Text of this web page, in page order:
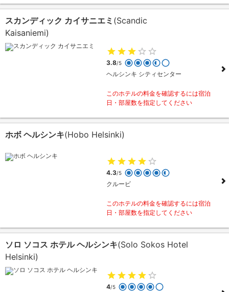
スカンディック カイサニエミ (Scandic
Kaisaniemi)
3.8/5
ヘルシンキ シティセンター
このホテルの料金を確認するには宿泊
日・部屋数を指定してください
ホボ ヘルシンキ(Hobo Helsinki)
4.3/5
クルービ
このホテルの料金を確認するには宿泊
日・部屋数を指定してください
ソロ ソコス ホテル ヘルシンキ(Solo Sokos Hotel
Helsinki)
4/5